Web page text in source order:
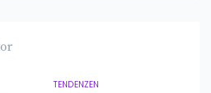
TENDENZEN